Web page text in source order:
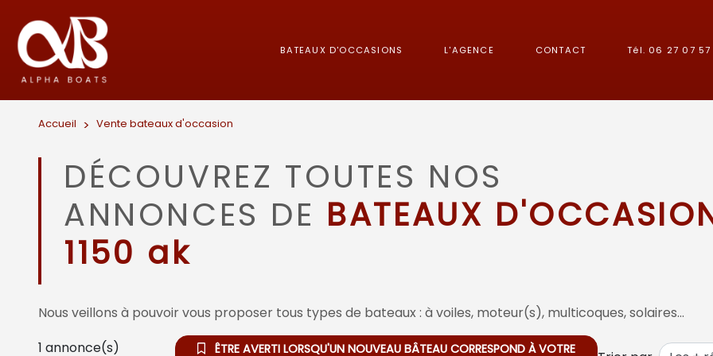
BATEAUX D'OCCASIONS L'AGENCE CONTACT Tél. 06 27 07 57
Accueil > Vente bateaux d'occasion
DÉCOUVREZ TOUTES NOS
ANNONCES DE BATEAUX
1150 ak
Nous veillons à pouvoir vous proposer tous types de bateaux : à voiles, moteur(s), multicoques, solaires…
1 annonce(s)
ÊTRE AVERTI LORSQU'UN NOUVEAU BÂTEAU CORRESPOND À VOTRE